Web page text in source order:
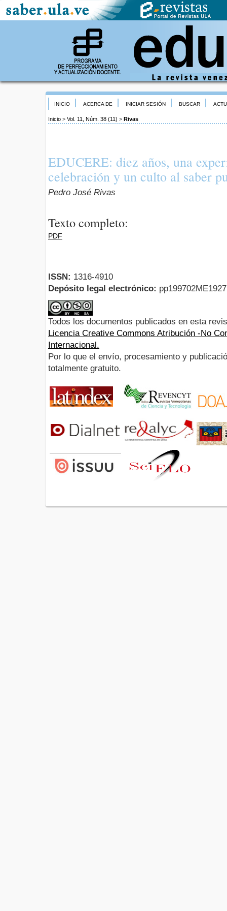
INICIO ACERCA DE INICIAR SESIÓN BUSCAR
Inicio > Vol. 11, Núm. 38 (11) > Rivas
EDUCERE: diez años, una
celebración y un culto al saber
Pedro José Rivas
Texto completo:
PDF
ISSN: 1316-4910
Depósito legal electrónico:
Todos los documentos publicados en esta
Licencia Creative Commons Atribución -No
Internacional.
Por lo que el envío, procesamiento y
totalmente gratuito.